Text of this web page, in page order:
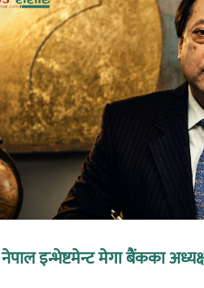
नेपाल इन्भेष्टमेन्ट मेगा बैंकका